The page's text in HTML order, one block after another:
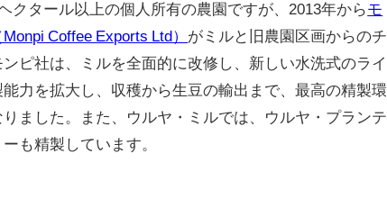
クタール以上の個人所有の農園ですが、2013年からモ
Coffee Exports Ltd） がミルと旧農園区画からのチ
ピ社は、ミルを全面的に改修し、新しい水洗式のライ
力を拡大し、収穫から生豆の輸出まで、最高の精製環
ました。また、ウルヤ・ミルでは、ウルヤ・プランテ
も精製しています。